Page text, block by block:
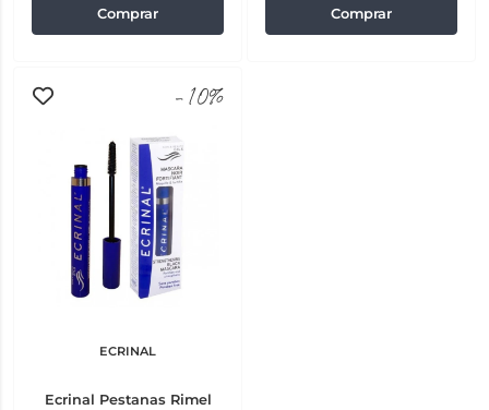
Comprar Comprar
-10%
ECRINAL
Ecrinal Pestanas Rimel